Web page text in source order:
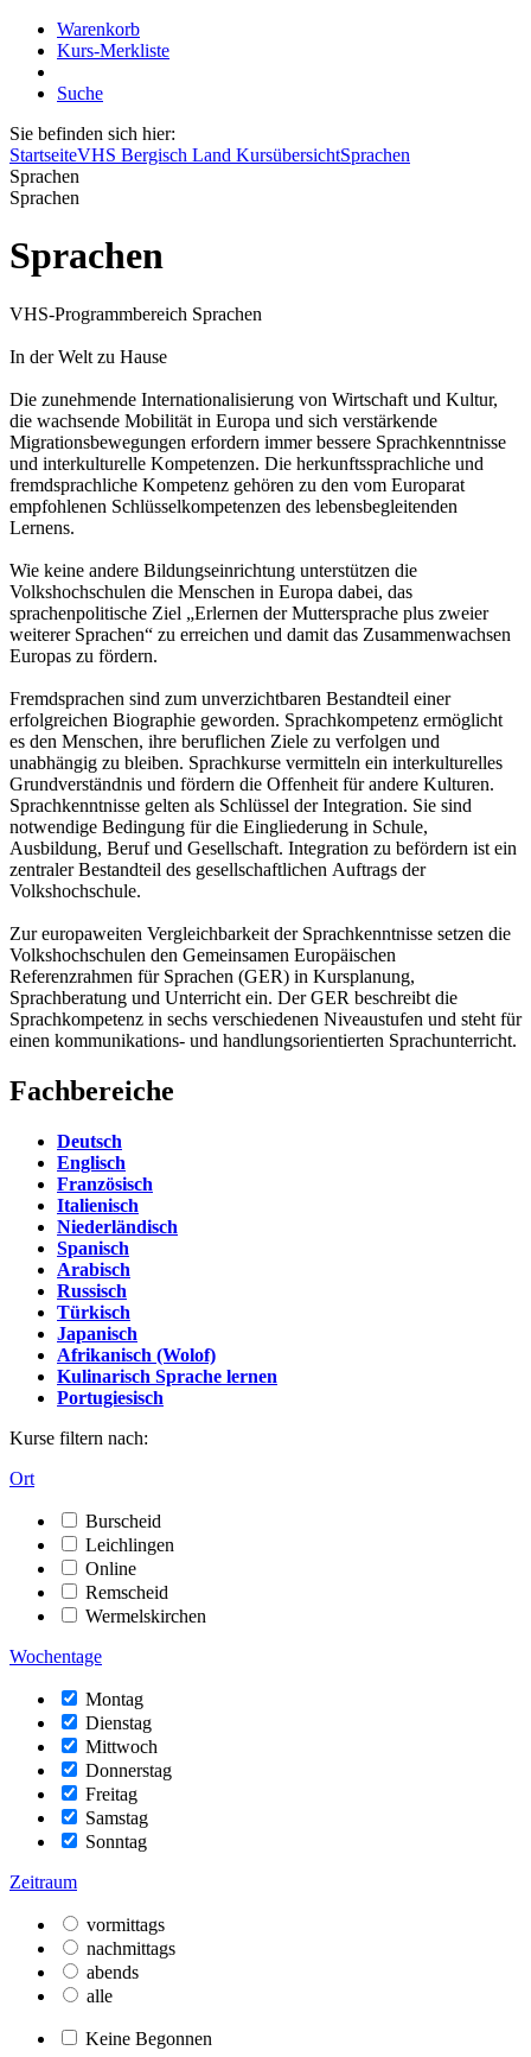
Warenkorb
Kurs-Merkliste
Suche
Sie befinden sich hier:
StartseiteVHS Bergisch Land KursübersichtSprachen
Sprachen
Sprachen
Sprachen
VHS-Programmbereich Sprachen
In der Welt zu Hause
Die zunehmende Internationalisierung von Wirtschaft und Kultur,
die wachsende Mobilität in Europa und sich verstärkende
Migrationsbewegungen erfordern immer bessere Sprachkenntnisse
und interkulturelle Kompetenzen. Die herkunftssprachliche und
fremdsprachliche Kompetenz gehören zu den vom Europarat
empfohlenen Schlüsselkompetenzen des lebensbegleitenden
Lernens.
Wie keine andere Bildungseinrichtung unterstützen die
Volkshochschulen die Menschen in Europa dabei, das
sprachenpolitische Ziel „Erlernen der Muttersprache plus zweier
weiterer Sprachen“ zu erreichen und damit das Zusammenwachsen
Europas zu fördern.
Fremdsprachen sind zum unverzichtbaren Bestandteil einer
erfolgreichen Biographie geworden. Sprachkompetenz ermöglicht
es den Menschen, ihre beruflichen Ziele zu verfolgen und
unabhängig zu bleiben. Sprachkurse vermitteln ein interkulturelles
Grundverständnis und fördern die Offenheit für andere Kulturen.
Sprachkenntnisse gelten als Schlüssel der Integration. Sie sind
notwendige Bedingung für die Eingliederung in Schule,
Ausbildung, Beruf und Gesellschaft. Integration zu befördern ist ein
zentraler Bestandteil des gesellschaftlichen Auftrags der
Volkshochschule.
Zur europaweiten Vergleichbarkeit der Sprachkenntnisse setzen die
Volkshochschulen den Gemeinsamen Europäischen
Referenzrahmen für Sprachen (GER) in Kursplanung,
Sprachberatung und Unterricht ein. Der GER beschreibt die
Sprachkompetenz in sechs verschiedenen Niveaustufen und steht für
einen kommunikations- und handlungsorientierten Sprachunterricht.
Fachbereiche
Deutsch
Englisch
Französisch
Italienisch
Niederländisch
Spanisch
Arabisch
Russisch
Türkisch
Japanisch
Afrikanisch (Wolof)
Kulinarisch Sprache lernen
Portugiesisch
Kurse filtern nach:
Ort
Burscheid
Leichlingen
Online
Remscheid
Wermelskirchen
Wochentage
Montag
Dienstag
Mittwoch
Donnerstag
Freitag
Samstag
Sonntag
Zeitraum
vormittags
nachmittags
abends
alle
Keine Begonnen